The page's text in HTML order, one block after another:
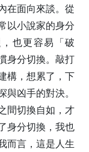
在面向來談。從
以小說家的身分
也更容易「破
身分切換。敲打
構，想累了，下
凶手的對決。
間切換自如，才
身分切換，我也
而言，這是人生